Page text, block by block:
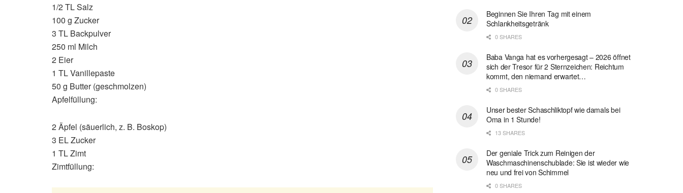
1/2 TL Salz
100 g Zucker
3 TL Backpulver
250 ml Milch
2 Eier
1 TL Vanillepaste
50 g Butter (geschmolzen)
Apfelfüllung:
2 Äpfel (säuerlich, z. B. Boskop)
3 EL Zucker
1 TL Zimt
Zimtfüllung:
Beginnen Sie Ihren Tag mit einem
Schlankheitsgetränk
0 SHARES
Baba Vanga hat es vorhergesagt – 2026 öffnet
sich der Tresor für 2 Sternzeichen: Reichtum
kommt, den niemand erwartet…
0 SHARES
Unser bester Schaschliktopf wie damals bei
Oma in 1 Stunde!
13 SHARES
Der geniale Trick zum Reinigen der
Waschmaschinenschublade: Sie ist wieder wie
neu und frei von Schimmel
0 SHARES